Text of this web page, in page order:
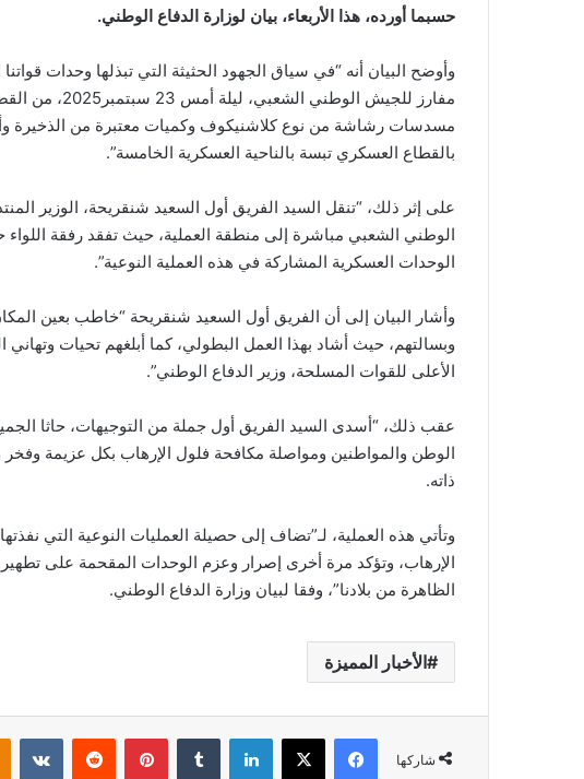
حسبما أورده، هذا الأربعاء، بيان لوزارة الدفاع الوطني.
وأوضح البيان أنه “في سياق الجهود الحثيثة التي تبذلها وحدات
مسدسات رشاشة من نوع كلاشنيكوف وكميات معتبرة من الذخيرة
بالقطاع العسكري تبسة بالناحية العسكرية الخامسة”.
على إثر ذلك، “تنقل السيد الفريق أول السعيد شنقريحة، الوزير
الوطني الشعبي مباشرة إلى منطقة العملية، حيث تفقد رفقة اللواء
الوحدات العسكرية المشاركة في هذه العملية النوعية”.
وأشار البيان إلى أن الفريق أول السعيد شنقريحة “خاطب بعين
وبسالتهم، حيث أشاد بهذا العمل البطولي، كما أبلغهم تحيات وتهاني
الأعلى للقوات المسلحة، وزير الدفاع الوطني”.
عقب ذلك، “أسدى السيد الفريق أول جملة من التوجيهات، حاثا
الوطن والمواطنين ومواصلة مكافحة فلول الإرهاب بكل عزيمة
ذاته.
وتأتي هذه العملية، لـ”تضاف إلى حصيلة العمليات النوعية التي
الإرهاب، وتؤكد مرة أخرى إصرار وعزم الوحدات المقحمة على تطهير
الظاهرة من بلادنا”، وفقا لبيان وزارة الدفاع الوطني.
الأخبار المميزة
شاركها
فيسبوك ‫X لينكدإن بينتيريست